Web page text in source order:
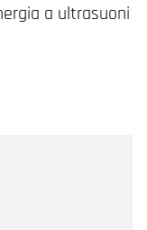
a ultrasuoni